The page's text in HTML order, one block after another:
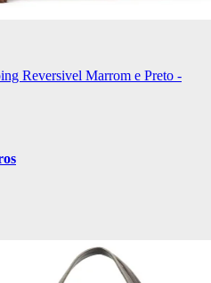
Reversivel Marrom e Preto -